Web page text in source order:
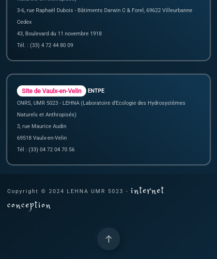
3-6, rue Raphaël Dubois - Bâtiments Darwin C & Forel, 69622 Villeurbanne
Cedex
43, Boulevard du 11 novembre 1918
Tél. : (33) 4 72 44 80 09
Site de Vaulx-en-Velin
ENTPE
CNRS, UMR 5023 - LEHNA (Laboratoire d'Ecologie des Hydrosystèmes
Naturels et Anthropisés)
3, rue Maurice Audin
69518 Vaulx-en-Velin
Tél : (33) 04 72 04 70 56
Copyright © 2024 LEHNA UMR 5023 - internet
conception